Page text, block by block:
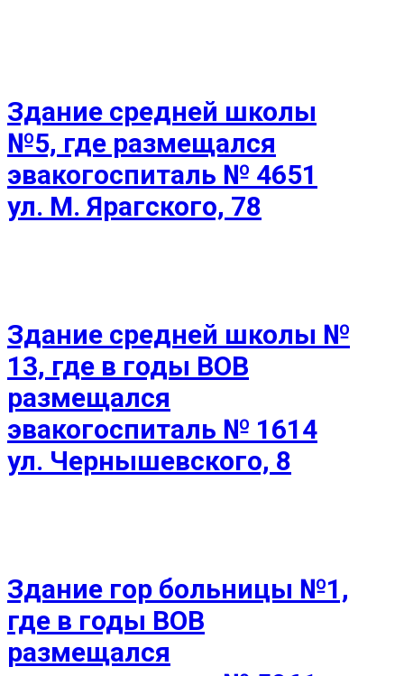
Здание средней школы
№5, где размещался
эвакогоспиталь № 4651
ул. М. Ярагского, 78
Здание средней школы №
13, где в годы ВОВ
размещался
эвакогоспиталь № 1614
ул. Чернышевского, 8
Здание гор больницы №1,
где в годы ВОВ
размещался